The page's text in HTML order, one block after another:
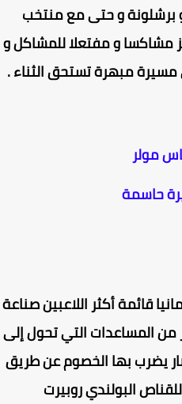
و حتى مع منتخب
و مفتعلا للمشاكل و
مبهرة تستحق الثناء .
قائمة أكثر اللاعبين صناعة
المساعدات التي تحول إلى
يضرب بها الخصوم عن طريق
البولندي روبيرت